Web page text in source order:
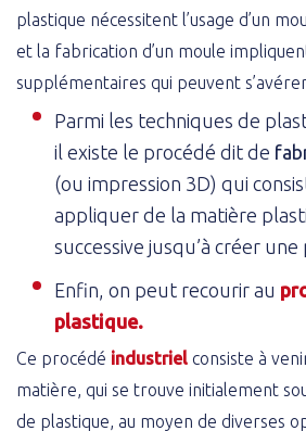
plastique nécessitent l’usage d’un
et la fabrication d’un moule
supplémentaires qui peuvent
Parmi les techniques de
il existe le procédé dit de
(ou impression 3D) qui
appliquer de la matière
successive jusqu’à créer une
Enfin, on peut recourir au
plastique.
Ce procédé industriel consiste à
matière, qui se trouve initialement
de plastique, au moyen de diverses